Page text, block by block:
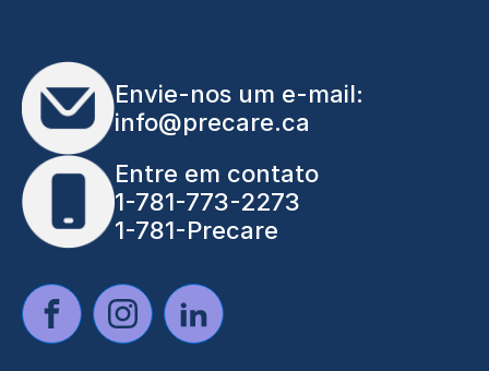
Envie-nos um e-mail:
info@precare.ca
Entre em contato
1-781-773-2273
1-781-Precare